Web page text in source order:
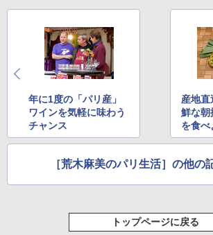
[キャンパーズコレクシ
広げるだけ パッとサッ
ーティング フルクロー
簡単設置 ポップアップ
￥9,990
[キャンパーズコレクシ
広げるだけ パッとサッ
￥-
熊撃退スプレー 熊よけ
0ml（連続噴射30秒）
秒）射程5～10m 安全ロ
付き ヒグマ・イノシシ
関の購入実績 登山・キ
防災用品 長期保存可能
￥3,680
USB充電式 高精度 超長
￥1,180
年に1度の「パリ産」
ワインを気軽に味わう
チャンス
産地
鮮な朝
を食べ
［荒木麻美のパリ生活］の他の
トップページに戻る